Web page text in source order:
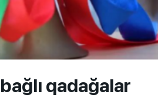
qadağalar